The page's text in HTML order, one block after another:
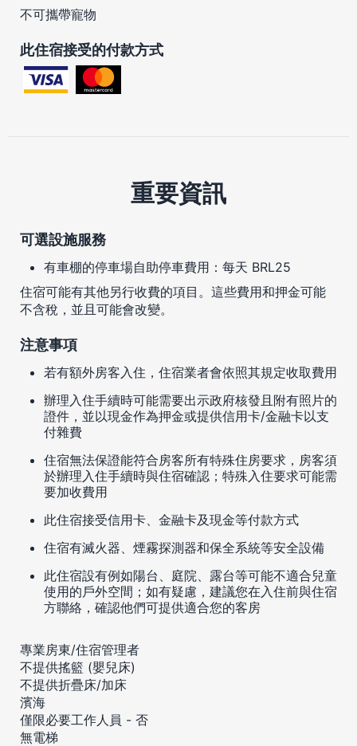
不可攜帶寵物
此住宿接受的付款方式
重要資訊
可選設施服務
有車棚的停車場自助停車費用：每天 BRL25
住宿可能有其他另行收費的項目。這些費用和押金可能
不含稅，並且可能會改變。
注意事項
若有額外房客入住，住宿業者會依照其規定收取費用
辦理入住手續時可能需要出示政府核發且附有照片的
證件，並以現金作為押金或提供信用卡/金融卡以支
付雜費
住宿無法保證能符合房客所有特殊住房要求，房客須
於辦理入住手續時與住宿確認；特殊入住要求可能需
要加收費用
此住宿接受信用卡、金融卡及現金等付款方式
住宿有滅火器、煙霧探測器和保全系統等安全設備
此住宿設有例如陽台、庭院、露台等可能不適合兒童
使用的戶外空間；如有疑慮，建議您在入住前與住宿
方聯絡，確認他們可提供適合您的客房
專業房東/住宿管理者
不提供搖籃 (嬰兒床)
不提供折疊床/加床
濱海
僅限必要工作人員 - 否
無電梯